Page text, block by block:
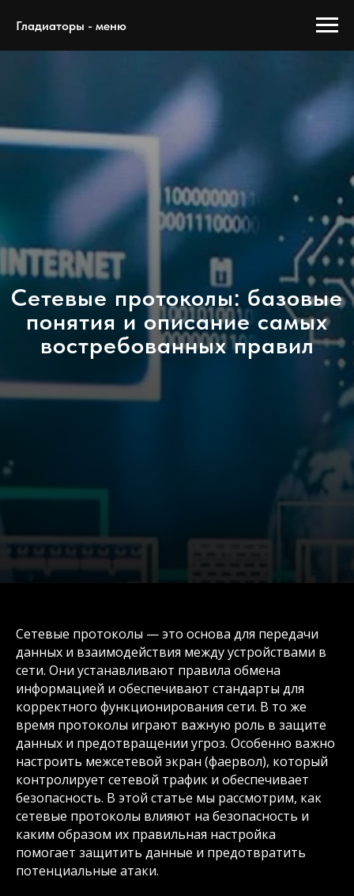
Гладиаторы - меню
Сетевые протоколы: базовые
понятия и описание самых
востребованных правил
Сетевые протоколы — это основа для передачи
данных и взаимодействия между устройствами в
сети. Они устанавливают правила обмена
информацией и обеспечивают стандарты для
корректного функционирования сети. В то же
время протоколы играют важную роль в защите
данных и предотвращении угроз. Особенно важно
настроить межсетевой экран (фаервол), который
контролирует сетевой трафик и обеспечивает
безопасность. В этой статье мы рассмотрим, как
сетевые протоколы влияют на безопасность и
каким образом их правильная настройка
помогает защитить данные и предотвратить
потенциальные атаки.